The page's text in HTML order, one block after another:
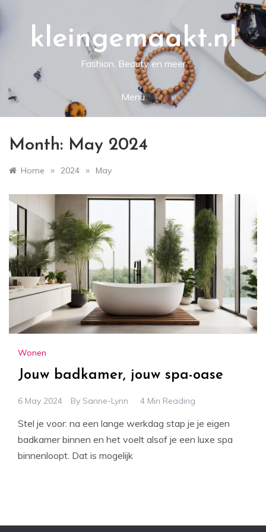
kleingemaakt.nl
Fashion, Beauty en meer
Menu
Month: May 2024
Home » 2024 » May
Wonen
Jouw badkamer, jouw spa-oase
6 May 2024 By Sanne-Lynn 4 Min Reading
Stel je voor: na een lange werkdag stap je je eigen
badkamer binnen en het voelt alsof je een luxe spa
binnenloopt. Dat is mogelijk